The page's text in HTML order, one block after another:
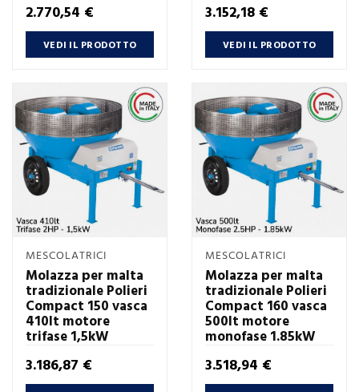
Prezzo
2.770,54 €
VEDI IL PRODOTTO
Prezzo
3.152,18 €
VEDI IL PRODOTTO
MESCOLATRICI
Molazza per malta
tradizionale Polieri
Compact 150 vasca
410lt motore
trifase 1,5kW
Prezzo
3.186,87 €
MESCOLATRICI
Molazza per malta
tradizionale Polieri
Compact 160 vasca
500lt motore
monofase 1.85kW
Prezzo
3.518,94 €